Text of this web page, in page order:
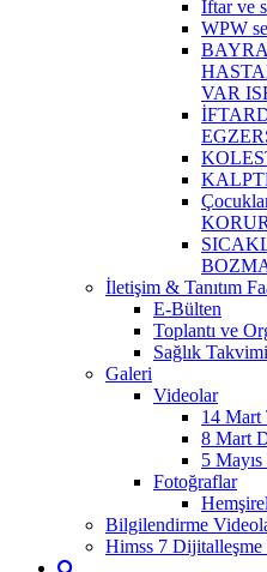
İftar ve
WPW
VAR
KORUR
İletişim & Tanıtım
E-Bülten
Toplantı ve
Sağlık Takvimi
Galeri
Videolar
14 Mart
8 Mart
5
Fotoğraflar
Bilgilendirme
Himss 7 Dijitalleşme